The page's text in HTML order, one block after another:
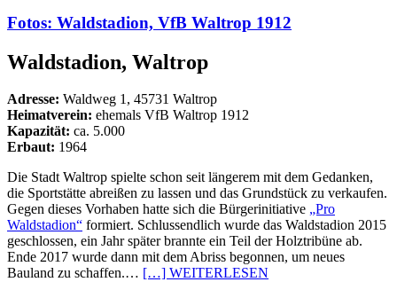
Fotos: Waldstadion, VfB Waltrop 1912
Waldstadion, Waltrop
Adresse: Waldweg 1, 45731 Waltrop
Heimatverein: ehemals VfB Waltrop 1912
Kapazität: ca. 5.000
Erbaut: 1964
Die Stadt Waltrop spielte schon seit längerem mit dem Gedanken,
die Sportstätte abreißen zu lassen und das Grundstück zu verkaufen.
Gegen dieses Vorhaben hatte sich die Bürgerinitiative „Pro
Waldstadion“ formiert. Schlussendlich wurde das Waldstadion 2015
geschlossen, ein Jahr später brannte ein Teil der Holztribüne ab.
Ende 2017 wurde dann mit dem Abriss begonnen, um neues
Bauland zu schaffen.… […] WEITERLESEN